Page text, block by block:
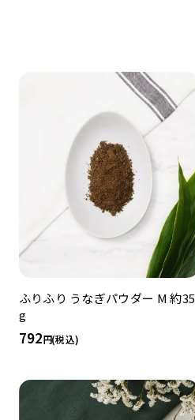
ふりふり うなぎパウダー M 約35
g
792 (税込)